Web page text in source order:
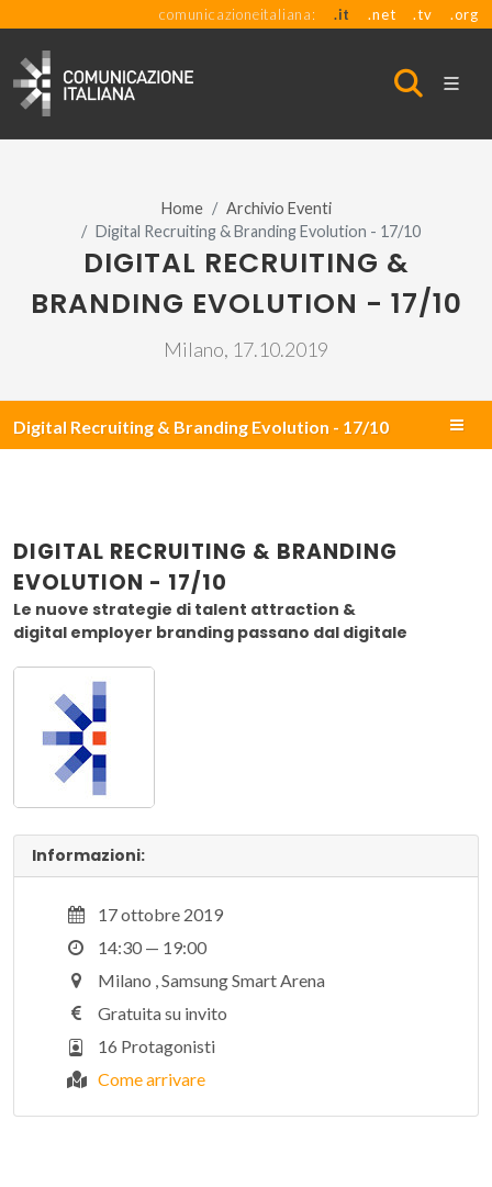
comunicazioneitaliana: .it .net .tv .org
Home
Archivio Eventi
Digital Recruiting & Branding Evolution - 17/10
DIGITAL RECRUITING &
BRANDING EVOLUTION - 17/10
Milano, 17.10.2019
Digital Recruiting & Branding Evolution - 17/10
DIGITAL RECRUITING & BRANDING
EVOLUTION - 17/10
Le nuove strategie di talent attraction &
digital employer branding passano dal digitale
Informazioni:
17 ottobre 2019
14:30 — 19:00
Milano , Samsung Smart Arena
Gratuita su invito
16 Protagonisti
Come arrivare